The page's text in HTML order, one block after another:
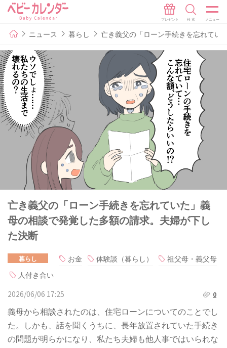
ニュース 暮らし 亡き義父の「ローン手続きを忘れてい
亡き義父の「ローン手続きを忘れていた」義
母の相談で発覚した多額の請求。夫婦が下し
た決断
暮らし お金 体験談（暮らし）
祖父母・義父母
人付き合い
2026/06/06 17:25
0
義母から相談されたのは、住宅ローンについてのことでし
た。しかも、話を聞くうちに、長年放置されていた手続き
の問題が明らかになり、私たち夫婦も他人事ではいられな